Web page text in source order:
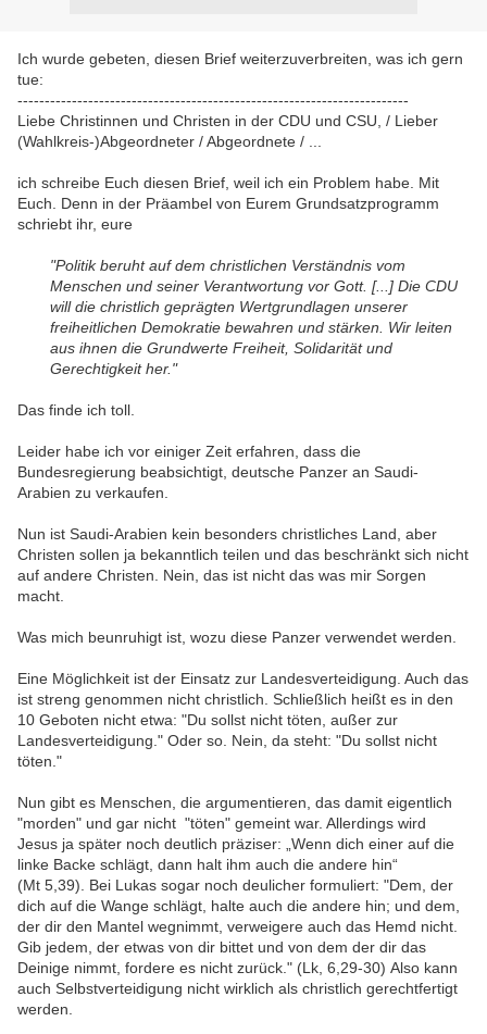
Ich wurde gebeten, diesen Brief weiterzuverbreiten, was ich gern
tue:
------------------------------------------------------------------------
Liebe Christinnen und Christen in der CDU und CSU, / Lieber
(Wahlkreis-)Abgeordneter / Abgeordnete / ...
ich schreibe Euch diesen Brief, weil ich ein Problem habe. Mit
Euch. Denn in der Präambel von Eurem Grundsatzprogramm
schriebt ihr, eure
"Politik beruht auf dem christlichen Verständnis vom
Menschen und seiner Verantwortung vor Gott. [...] Die CDU
will die christlich geprägten Wertgrundlagen unserer
freiheitlichen Demokratie bewahren und stärken. Wir leiten
aus ihnen die Grundwerte Freiheit, Solidarität und
Gerechtigkeit her."
Das finde ich toll.
Leider habe ich vor einiger Zeit erfahren, dass die
Bundesregierung beabsichtigt, deutsche Panzer an Saudi-
Arabien zu verkaufen.
Nun ist Saudi-Arabien kein besonders christliches Land, aber
Christen sollen ja bekanntlich teilen und das beschränkt sich nicht
auf andere Christen. Nein, das ist nicht das was mir Sorgen
macht.
Was mich beunruhigt ist, wozu diese Panzer verwendet werden.
Eine Möglichkeit ist der Einsatz zur Landesverteidigung. Auch das
ist streng genommen nicht christlich. Schließlich heißt es in den
10 Geboten nicht etwa: "Du sollst nicht töten, außer zur
Landesverteidigung." Oder so. Nein, da steht: "Du sollst nicht
töten."
Nun gibt es Menschen, die argumentieren, das damit eigentlich
"morden" und gar nicht "töten" gemeint war. Allerdings wird
Jesus ja später noch deutlich präziser: „Wenn dich einer auf die
linke Backe schlägt, dann halt ihm auch die andere hin“
(Mt 5,39). Bei Lukas sogar noch deulicher formuliert: "Dem, der
dich auf die Wange schlägt, halte auch die andere hin; und dem,
der dir den Mantel wegnimmt, verweigere auch das Hemd nicht.
Gib jedem, der etwas von dir bittet und von dem der dir das
Deinige nimmt, fordere es nicht zurück." (Lk, 6,29-30) Also kann
auch Selbstverteidigung nicht wirklich als christlich gerechtfertigt
werden.